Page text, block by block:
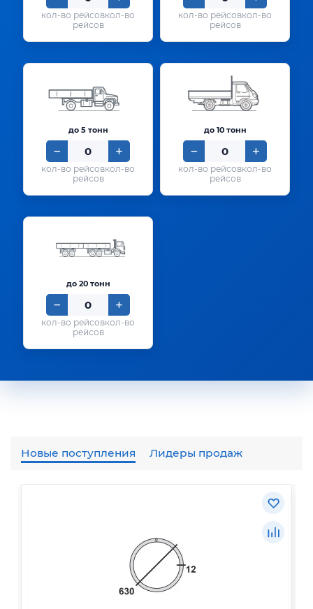
кол-во
рейсов
кол-во
рейсов
до 5 тонн
кол-во
рейсов
до 10 тонн
кол-во
рейсов
до 20 тонн
кол-во
рейсов
Новые поступления Лидеры продаж